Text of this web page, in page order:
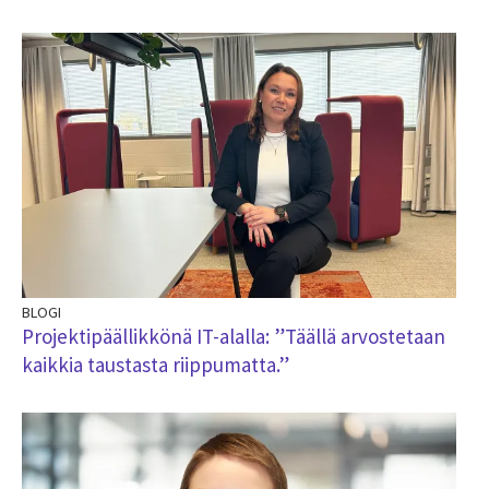
BLOGI
Projektipäällikkönä IT-alalla: ”Täällä arvostetaan
kaikkia taustasta riippumatta.”